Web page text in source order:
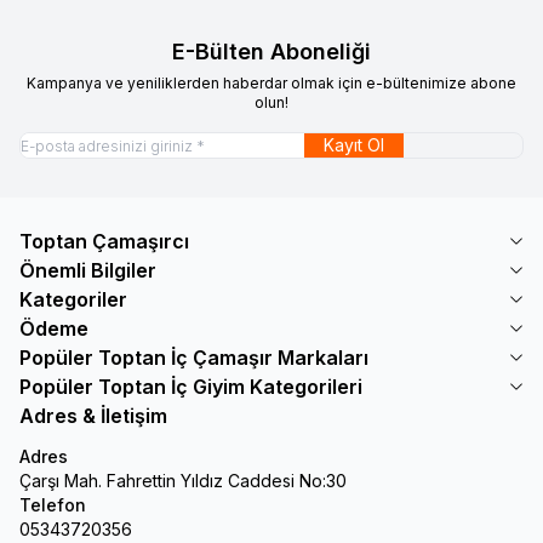
E-Bülten Aboneliği
Kampanya ve yeniliklerden haberdar olmak için e-bültenimize abone
olun!
Kayıt Ol
Toptan Çamaşırcı
Önemli Bilgiler
Kategoriler
Ödeme
Popüler Toptan İç Çamaşır Markaları
Popüler Toptan İç Giyim Kategorileri
Adres & İletişim
Adres
Çarşı Mah. Fahrettin Yıldız Caddesi No:30
Telefon
05343720356